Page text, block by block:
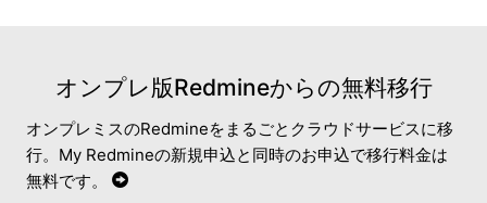
オンプレ版Redmineからの無料移行
オンプレミスのRedmineをまるごとクラウドサービスに移
行。My Redmineの新規申込と同時のお申込で移行料金は
無料です。